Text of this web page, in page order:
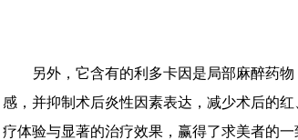
另外，它含有的利多卡因是局部麻醉药
感，并抑制术后炎性因素表达，减少术后的
疗体验与显著的治疗效果，赢得了求美者的一